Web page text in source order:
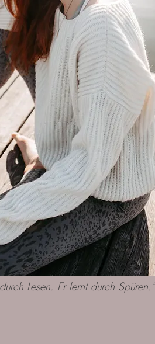
Lesen. Er lernt durch Spüren."